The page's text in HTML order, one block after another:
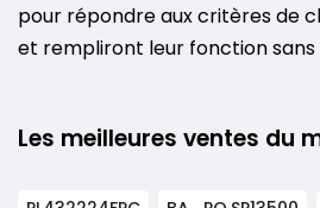
pour répondre aux critères de
et rempliront leur fonction sans
Les meilleures ventes du